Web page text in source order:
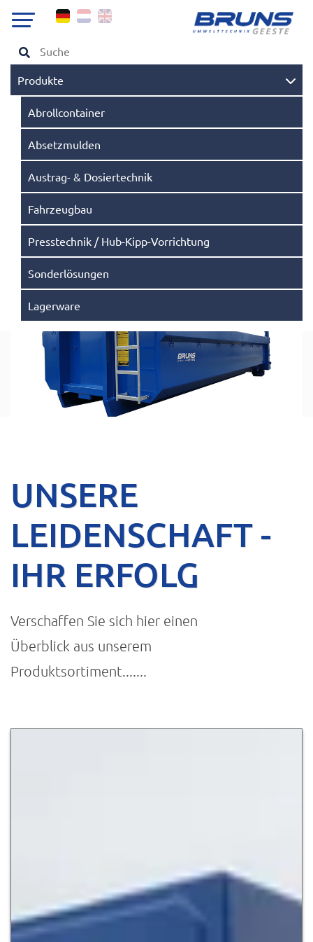
Produkte
Abrollcontainer
Absetzmulden
Austrag- & Dosiertechnik
Fahrzeugbau
Presstechnik / Hub-Kipp-Vorrichtung
Sonderlösungen
Lagerware
UNSERE
LEIDENSCHAFT -
IHR ERFOLG
Verschaffen Sie sich hier einen
Überblick aus unserem
Produktsortiment.......